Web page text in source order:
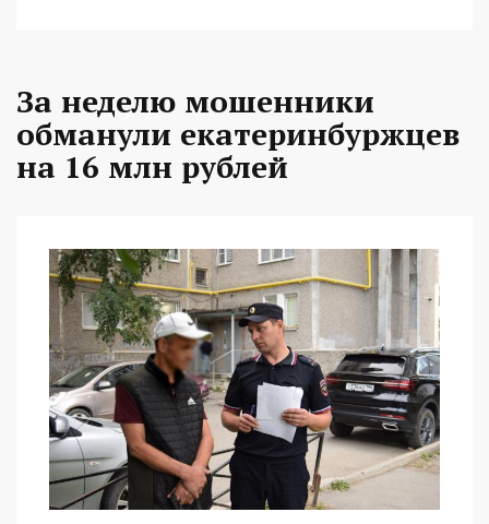
За неделю мошенники
обманули екатеринбуржцев
на 16 млн рублей